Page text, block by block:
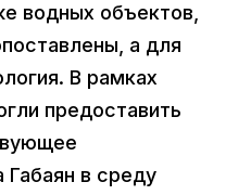
водных объектов,
а для
В рамках
предоставить
Габаян в среду